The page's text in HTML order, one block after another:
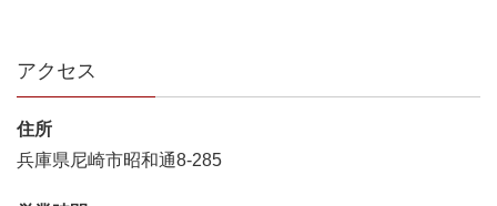
アクセス
住所
兵庫県尼崎市昭和通8-285